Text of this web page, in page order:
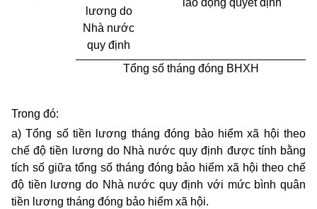
lương do
Nhà nước
quy định
lao động quyết định
Tổng số tháng đóng BHXH
Trong đó:
a) Tổng số tiền lương tháng đóng bảo hiểm xã hội theo
chế độ tiền lương do Nhà nước quy định được tính bằng
tích số giữa tổng số tháng đóng bảo hiểm xã hội theo chế
độ tiền lương do Nhà nước quy định với mức bình quân
tiền lương tháng đóng bảo hiểm xã hội.